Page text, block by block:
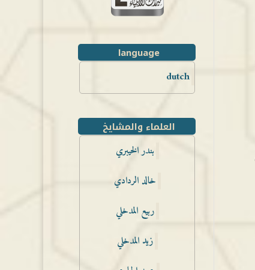
language
dutch
العلماء والمشايخ
بندر الخيبري
خالد الردادي
ربيع المدخلي
زيد المدخلي